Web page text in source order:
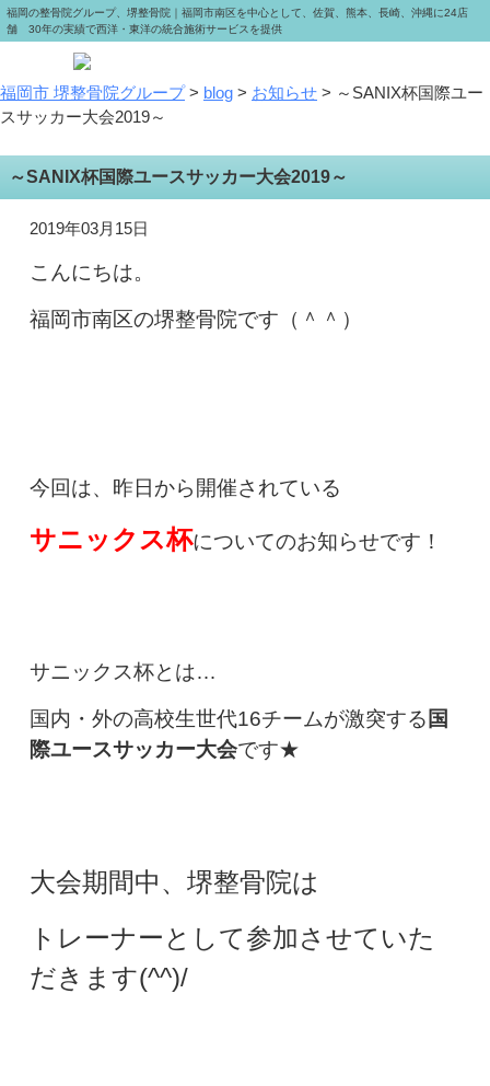
福岡の整骨院グループ、堺整骨院｜福岡市南区を中心として、佐賀、熊本、長崎、沖縄に24店
舗 30年の実績で西洋・東洋の統合施術サービスを提供
福岡市 堺整骨院グループ> blog > お知らせ > ～SANIX杯国際ユー
スサッカー大会2019～
～SANIX杯国際ユースサッカー大会2019～
2019年03月15日
こんにちは。
福岡市南区の堺整骨院です（＾＾）
今回は、昨日から開催されている
サニックス杯についてのお知らせです！
サニックス杯とは…
国内・外の高校生世代16チームが激突する 国
際ユースサッカー大会です★
大会期間中、堺整骨院は
トレーナーとして参加させていた
だきます(^^)/